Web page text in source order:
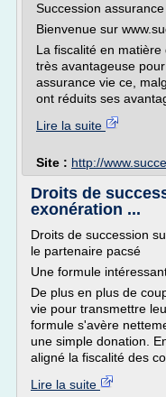
Succession
Bienvenue sur
La fiscalité en
très avantageuse
assurance vie ce,
ont réduits ses
Lire la suite
Site : http://
Droits de
exonération ...
Droits de succession
le partenaire pacsé
Une formule
De plus en plus de
vie pour transmettre
formule s'avère
une simple donation.
aligné la fiscalité des
Lire la suite